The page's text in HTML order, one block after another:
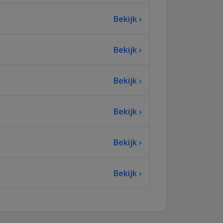
Bekijk ›
Bekijk ›
Bekijk ›
Bekijk ›
Bekijk ›
Bekijk ›